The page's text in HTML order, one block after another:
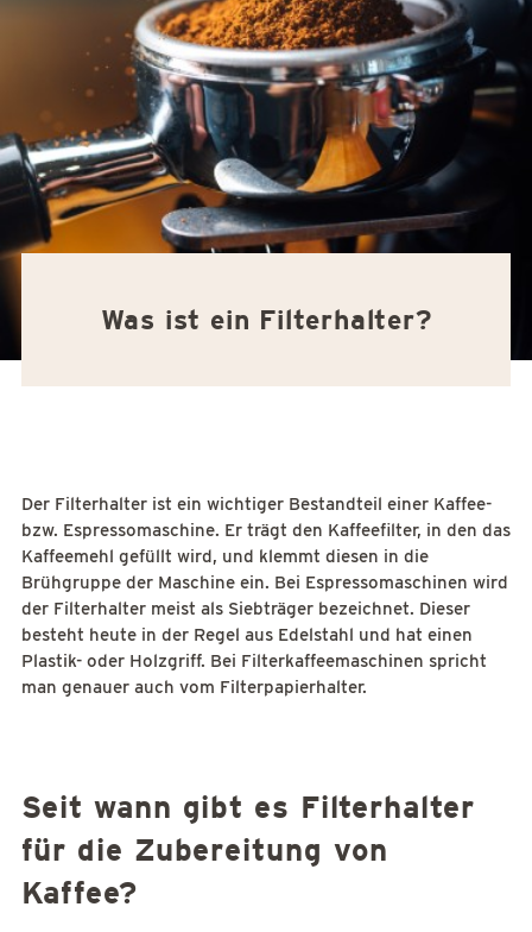
Was ist ein Filterhalter?
Der Filterhalter ist ein wichtiger Bestandteil einer Kaffee-
bzw. Espressomaschine. Er trägt den Kaffeefilter, in den das
Kaffeemehl gefüllt wird, und klemmt diesen in die
Brühgruppe der Maschine ein. Bei Espressomaschinen wird
der Filterhalter meist als Siebträger bezeichnet. Dieser
besteht heute in der Regel aus Edelstahl und hat einen
Plastik- oder Holzgriff. Bei Filterkaffeemaschinen spricht
man genauer auch vom Filterpapierhalter.
Seit wann gibt es Filterhalter
für die Zubereitung von
Kaffee?